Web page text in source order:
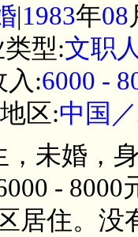
|1983年08
型:文职
入:6000 -
区:中国
，未婚，
-
居住。没